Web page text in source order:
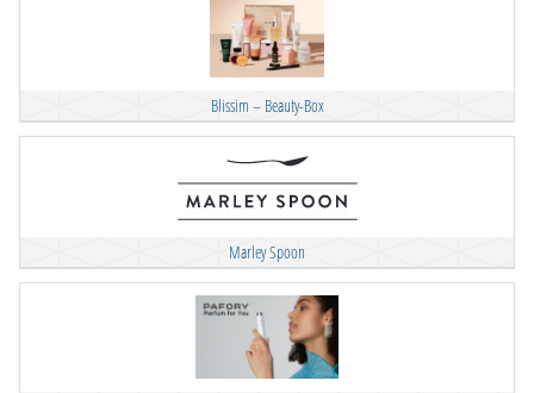
Blissim – Beauty-Box
Marley Spoon